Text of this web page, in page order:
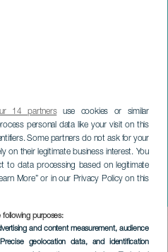
14 partnersuse cookies or similar
personal data like your visit on this
Some partners do not ask for your
on their legitimate business interest. You
to data processing based on legitimate
More” or in our Privacy Policy on this
following purposes:
and content measurement, audience
geolocation data, and identification
del Fuego és